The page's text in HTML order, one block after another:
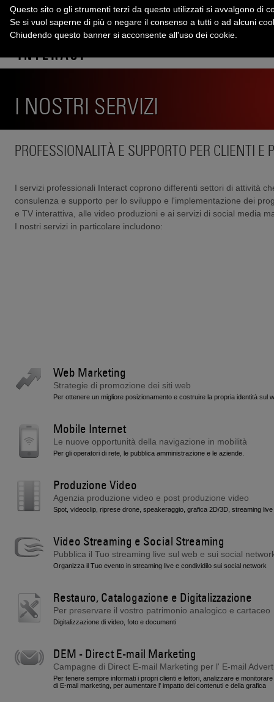
I NOSTRI SERVIZI
PROFESSIONALITÀ E SUPPORTO PER CLIENTI E
I servizi professionali Interact coprono differenti settori di attività
consulenza e supporto per lo sviluppo e l'implementazione dei
e TV interattiva, alle video produzioni e ai servizi di social media
I nostri servizi in particolare includono:
Web Marketing
Strategie di promozione dei siti web
Per ottenere un migliore posizionamento e costruire la propria identità sul
Mobile Internet
Le nuove opportunità della navigazione in mobilità
Per gli operatori di rete, le pubblica amministrazione e le aziende.
Produzione Video
Agenzia produzione video e post produzione video
Spot, videoclip, riprese drone, speakeraggio, grafica 2D/3D, streaming live
Video Streaming e Social Streaming
Pubblica il Tuo streaming live sul web e sui social
Organizza il Tuo evento in streaming live e condividilo sui social network
Restauro, Catalogazione e Digitalizzazione
Per preservare il vostro patrimonio analogico e cartaceo
Digitalizzazione di video, foto e documenti
DEM - Direct E-mail Marketing
Campagne di Direct E-mail Marketing per l' E-mail
Per tenere sempre informati i propri clienti e lettori, analizzare e
di E-mail marketing, per aumentare l' impatto dei contenuti e della grafica
Questo sito o gli strumenti terzi da questo utilizzati si avvalgono di
Se si vuol saperne di più o negare il consenso a tutti o ad alcuni
Chiudendo questo banner si acconsente all'uso dei cookie.